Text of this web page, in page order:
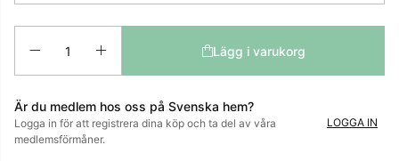
Lägg i varukorg
Är du medlem hos oss på Svenska hem?
Logga in för att registrera dina köp och ta del av våra
medlemsförmåner.
LOGGA IN